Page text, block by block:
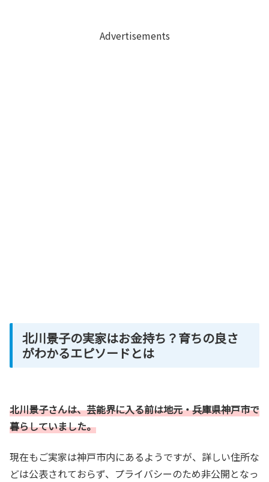
Advertisements
北川景子の実家はお金持ち？育ちの良さ
がわかるエピソードとは
北川景子さんは、芸能界に入る前は地元・兵庫県神戸市で
暮らしていました。
現在もご実家は神戸市内にあるようですが、詳しい住所な
どは公表されておらず、プライバシーのため非公開となっ